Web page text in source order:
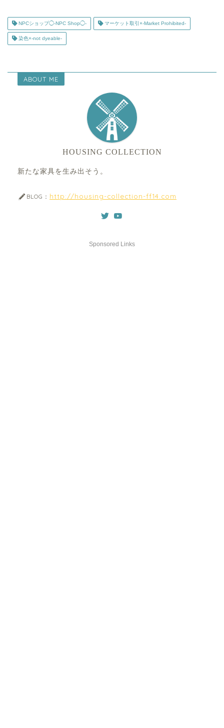
NPCショップ◯-NPC Shop◯- マーケット取引×-Market Prohibited-
染色×-not dyeable-
ABOUT ME
HOUSING COLLECTION
新たな家具を生み出そう。
BLOG： http://housing-collection-ff14.com
Sponsored Links